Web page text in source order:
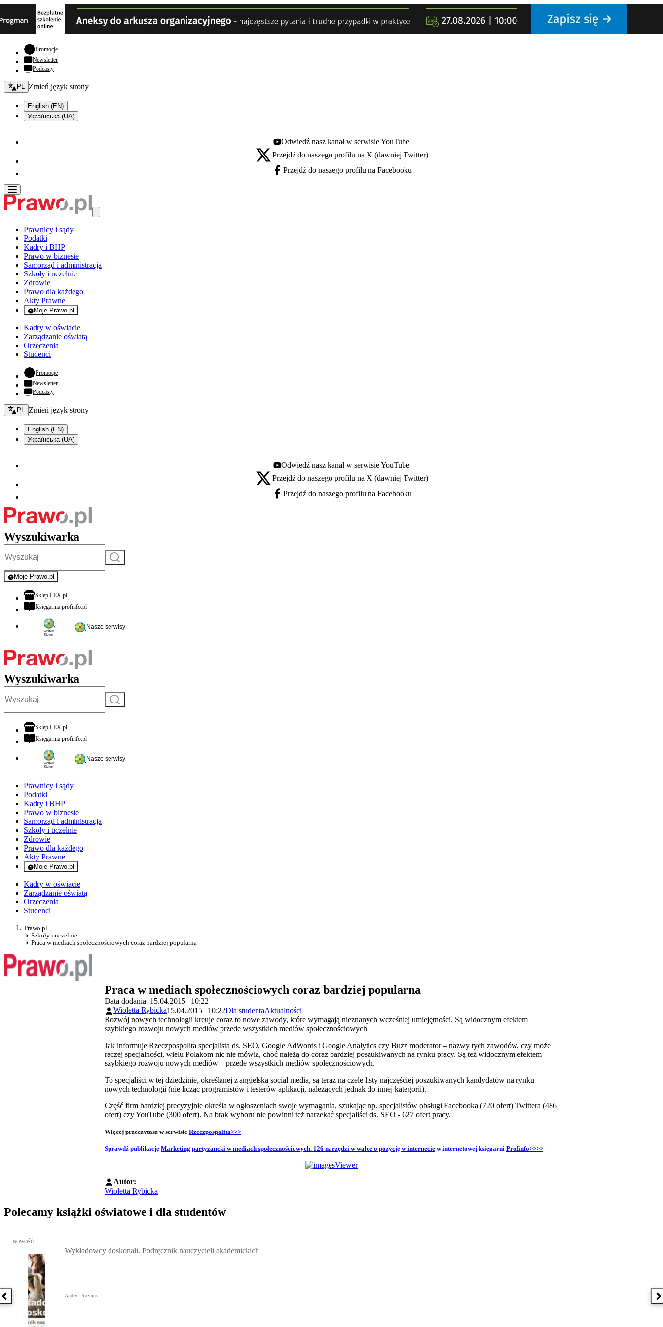
Promocje- otwiera się w nowej karcie
Newsletter
Podcasty
Zmień język - bieżący:
PL Zmień język strony
English (EN)
Українська (UA)
Youtube - otwiera się w nowej karcie
Odwiedź nasz kanał w serwisie YouTube
X - otwiera się w nowej karcie
Przejdź do naszego profilu na X (dawniej Twitter)
Facebook - otwiera się w nowej karcie
Przejdź do naszego profilu na Facebooku
Prawnicy i sądy
Podatki
Kadry i BHP
Prawo w biznesie
Samorząd i administracja
Szkoły i uczelnie
Zdrowie
Prawo dla każdego
Akty Prawne
Moje Prawo.pl
- rejestracja i logowanie do serwisu
Kadry w oświacie
Zarządzanie oświatą
Orzeczenia
Studenci
Promocje- otwiera się w nowej karcie
Newsletter
Podcasty
Zmień język - bieżący:
PL Zmień język strony
English (EN)
Українська (UA)
Youtube - otwiera się w nowej karcie
Odwiedź nasz kanał w serwisie YouTube
X - otwiera się w nowej karcie
Przejdź do naszego profilu na X (dawniej Twitter)
Facebook - otwiera się w nowej karcie
Przejdź do naszego profilu na Facebooku
Wyszukiwarka
Szukaj
Moje Prawo.pl
- rejestracja i logowanie do serwisu
Sklep LEX.plotwiera się w nowej karcie
Księgarnia profinfo.plotwiera się w nowej karcie
Nasze serwisy
Wyszukiwarka
Szukaj
Sklep LEX.plotwiera się w nowej karcie
Księgarnia profinfo.plotwiera się w nowej karcie
Nasze serwisy
Prawnicy i sądy
Podatki
Kadry i BHP
Prawo w biznesie
Samorząd i administracja
Szkoły i uczelnie
Zdrowie
Prawo dla każdego
Akty Prawne
Moje Prawo.pl
- rejestracja i logowanie do serwisu
Kadry w oświacie
Zarządzanie oświatą
Orzeczenia
Studenci
Prawo.pl
Szkoły i uczelnie
Praca w mediach społecznościowych coraz bardziej popularna
Praca w mediach społecznościowych coraz bardziej popularna
Data dodania: 15.04.2015 | 10:22
Wioletta Rybicka15.04.2015 | 10:22Dla studentaAktualności
Rozwój nowych technologii kreuje coraz to nowe zawody, które wymagają nieznanych wcześniej umiejętności. Są widocznym efektem
szybkiego rozwoju nowych mediów przede wszystkich mediów społecznościowych.
Jak informuje Rzeczpospolita specjalista ds. SEO, Google AdWords i Google Analytics czy Buzz moderator – nazwy tych zawodów, czy może
raczej specjalności, wielu Polakom nic nie mówią, choć należą do coraz bardziej poszukiwanych na rynku pracy. Są też widocznym efektem
szybkiego rozwoju nowych mediów – przede wszystkich mediów społecznościowych.
To specjaliści w tej dziedzinie, określanej z angielska social media, są teraz na czele listy najczęściej poszukiwanych kandydatów na rynku
nowych technologii (nie licząc programistów i testerów aplikacji, należących jednak do innej kategorii).
Część firm bardziej precyzyjnie określa w ogłoszeniach swoje wymagania, szukając np. specjalistów obsługi Facebooka (720 ofert) Twittera (486
ofert) czy YouTube (300 ofert). Na brak wyboru nie powinni też narzekać specjaliści ds. SEO - 627 ofert pracy.
Więcej przeczytasz w serwisie Rzeczpospolita>>>
Sprawdź publikację Marketing partyzancki w mediach społecznościowych. 126 narzędzi w walce o pozycję w internecie w internetowej księgarni Profinfo>>>>
Autor:
Wioletta Rybicka
Polecamy książki oświatowe i dla studentów
Poprzednia książka
Przejdź do: Wykładowcy doskonali. Podręcznik nauczycieli akademickich, Andrzej Rozmus - otwiera się w nowym oknie
NOWOŚĆ
Wykładowcy doskonali. Podręcznik nauczycieli akademickich
Andrzej Rozmus